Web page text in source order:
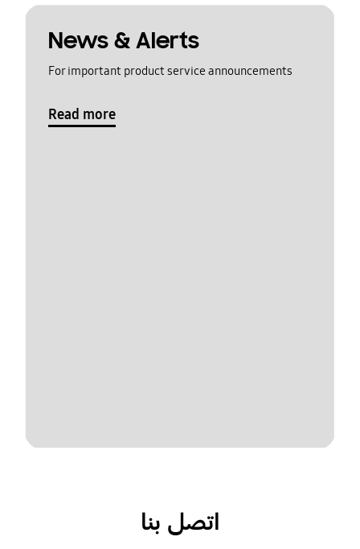
News & Alerts
For important product service announcements
Read more
اتصل بنا